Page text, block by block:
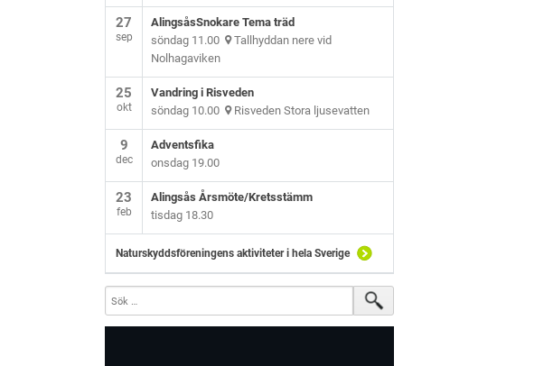
27
sep
AlingsåsSnokare Tema träd
söndag 11.00 Tallhyddan nere vid
Nolhagaviken
25
okt
Vandring i Risveden
söndag 10.00 Risveden Stora ljusevatten
9
dec
Adventsfika
onsdag 19.00
23
feb
Alingsås Årsmöte/Kretsstämm
tisdag 18.30
Naturskyddsföreningens aktiviteter i hela Sverige